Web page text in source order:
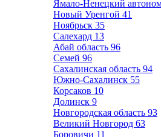
Ямало-Ненецкий
Новый Уренгой 41
Ноябрьск 35
Салехард 13
Абай область 96
Семей 96
Сахалинская область 94
Южно-Сахалинск 55
Корсаков 10
Долинск 9
Новгородская область 93
Великий Новгород 63
Боровичи 11